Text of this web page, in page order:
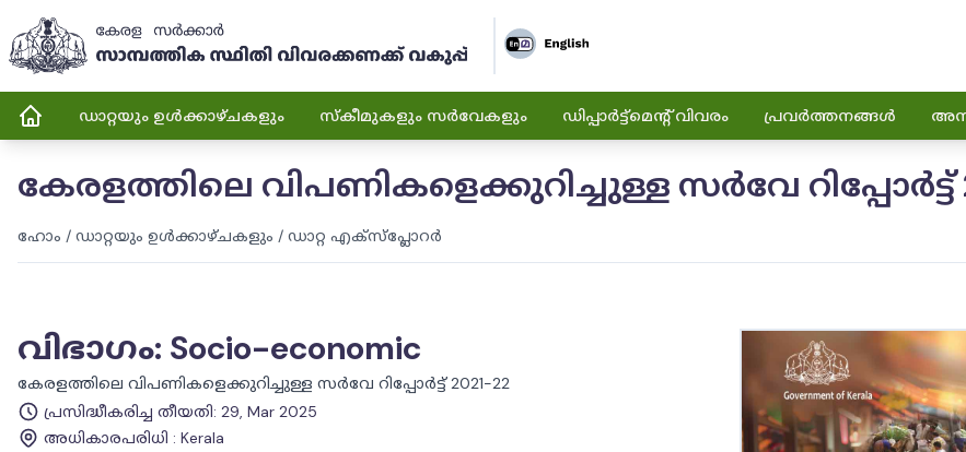
ഡാറ്റയും ഉൾക്കാഴ്ചകളും സ്കീമുകളും സർവേകളും ഡിപ്പാർട്ട്മെന്റ് വിവരം പ്രവർത്തനങ്ങൾ
കേരളത്തിലെ വിപണികളെക്കുറിച്ചുള്ള സർവേ റിപ്പോർട്ട്
ഹോം / ഡാറ്റയും ഉൾക്കാഴ്ചകളും / ഡാറ്റ എക്സ്പ്ലോറർ
വിഭാഗം: Socio-economic
കേരളത്തിലെ വിപണികളെക്കുറിച്ചുള്ള സർവേ റിപ്പോർട്ട് 2021-22
പ്രസിദ്ധീകരിച്ച തീയതി: 29, Mar 2025
അധികാരപരിധി : Kerala